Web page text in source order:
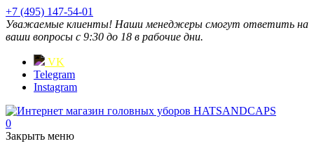
+7 (495) 147-54-01
Уважаемые клиенты! Наши менеджеры смогут ответить на
ваши вопросы с 9:30 до 18 в рабочие дни.
VK
Telegram
Instagram
0
Закрыть меню